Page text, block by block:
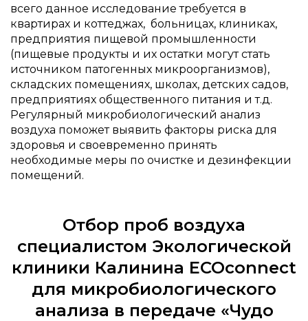
всего данное исследование требуется в
квартирах и коттеджах, больницах, клиниках,
предприятия пищевой промышленности
(пищевые продукты и их остатки могут стать
источником патогенных микроорганизмов),
складских помещениях, школах, детских садов,
предприятиях общественного питания и т.д.
Регулярный микробиологический анализ
воздуха поможет выявить факторы риска для
здоровья и своевременно принять
необходимые меры по очистке и дезинфекции
помещений.
Отбор проб воздуха
специалистом Экологической
клиники Калинина ECOconnect
для микробиологического
анализа в передаче «Чудо